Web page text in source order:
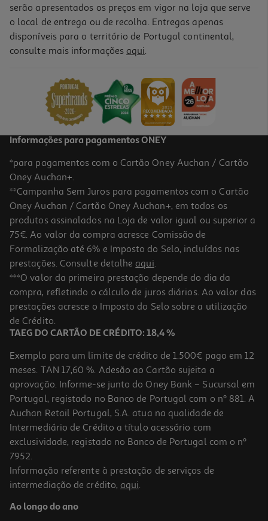
serão apresentados os preços em vigor na loja que serve
o local de entrega ou de recolha. Entregas apenas
disponíveis para o território de Portugal continental,
consulte mais informações aqui.
Informações para pagamentos ONEY
*para pagamentos com o Cartão Oney Auchan / Cartão
Oney Auchan+.
**Campanha Sem Juros para pagamentos com o Cartão
Oney Auchan / Cartão Oney Auchan+, em todos os
produtos assinalados na Loja de valor igual ou superior a
75€. Ao valor da compra acresce Comissão de
Formalização até 6% e Imposto do Selo, incluídos nas
prestações. Consulte detalhe aqui.
***O valor da primeira prestação depende do dia da
compra, refletindo o cálculo de juros diários. Ao valor das
prestações acresce o Imposto do Selo sobre a utilização
de Crédito.
TAEG DO CARTÃO DE CRÉDITO: 18,4 %
Exemplo para um limite de crédito de 1.500€ pago em 12
meses. TAN 17,60 %. Adesão ao Cartão sujeita a
aprovação. Informe-se junto do Oney Bank – Sucursal em
Portugal, registado no Banco de Portugal com o nº 881. A
Auchan Retail Portugal, S.A. atua na qualidade de
Intermediário de Crédito a título acessório com
exclusividade, registado no Banco de Portugal com o nº
7952.
Informação referente à prestação de serviços de
intermediação de crédito, aqui.
Ao longo do ano